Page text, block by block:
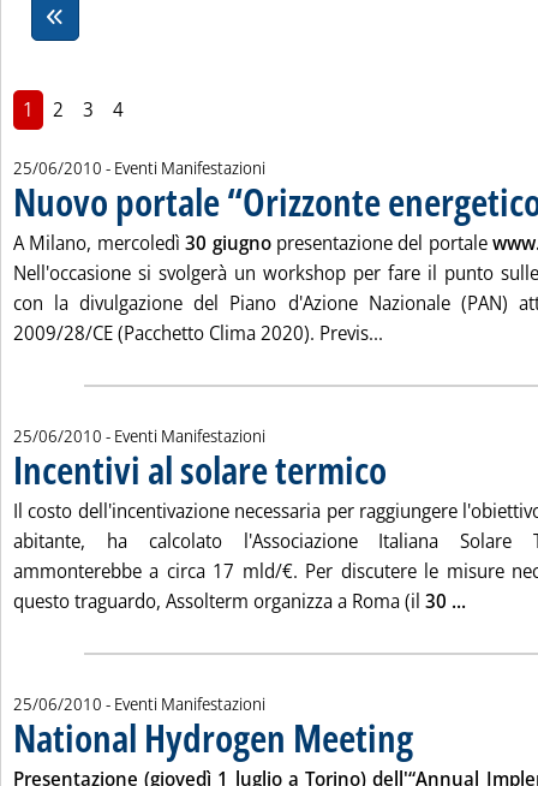
1 2 3 4
25/06/2010 - Eventi Manifestazioni
Nuovo portale “Orizzonte
A Milano, mercoledì30 giugnopresentazione del portale
Nell'occasione si svolgerà un workshop per fare il punto
con la divulgazione del Piano d'Azione Nazionale (PAN)
2009/28/CE (Pacchetto Clima 2020). Previs...
25/06/2010 - Eventi Manifestazioni
Incentivi al solare termico
Il costo dell'incentivazione necessaria per raggiungere
abitante, ha calcolato l'Associazione Italiana Solare
ammonterebbe a circa 17 mld/€. Per discutere le misure
questo traguardo, Assolterm organizza a Roma (il 30 ...Leggi
25/06/2010 - Eventi Manifestazioni
National Hydrogen Meeting. Pubblicata venerdì
Presentazione (giovedì 1 luglioa Torino) dell'“Annual